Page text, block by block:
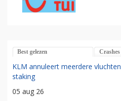
Best gelezen Crashes
KLM annuleert meerdere
staking
05 aug 26